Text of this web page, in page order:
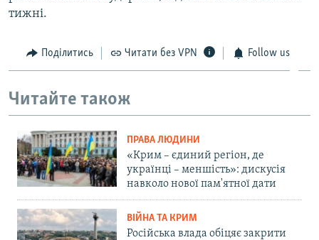
тижні.
Поділитись Читати без VPN Follow us
Читайте також
ПРАВА ЛЮДИНИ
«Крим – єдиний регіон, де
українці – меншість»: дискусія
навколо нової пам'ятної дати
ВІЙНА ТА КРИМ
Російська влада обіцяє закрити